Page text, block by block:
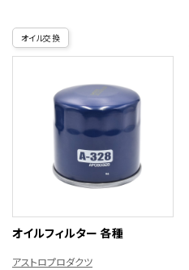
オイル交換
オイルフィルター 各種
アストロプロダクツ